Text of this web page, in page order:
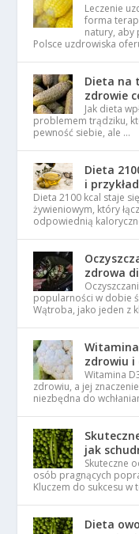
Leczenie
forma
natury, aby
Polsce uzdrowiska
Dieta na
zdrowie
Jak dieta
problemem trądziku,
pewność siebie, ale …
Dieta
i
Dieta 2100 kcal staje
żywieniowym, który
odpowiednią
zdrowa
popularności w dobie
Wątroba, jako jeden z
zdrowiu i
Witamina
zdrowiu, a jej
niezbędna do
jak
Skuteczne
osób pragnących
Kluczem do sukcesu
Dieta